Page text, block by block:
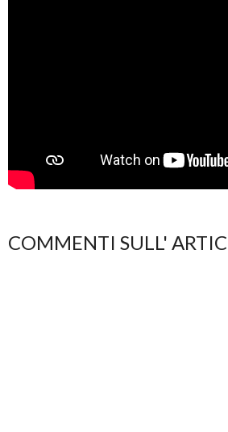
COMMENTI SULL'